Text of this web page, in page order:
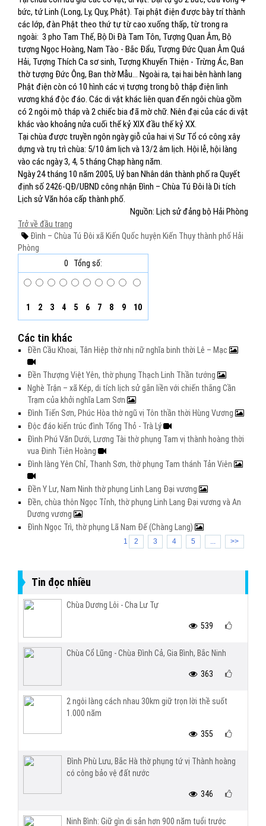
bức, tứ Linh (Long, Ly, Quy, Phật). Tại phật điện được bày trí thành
các lớp, đàn Phật theo thứ tự từ cao xuống thấp, từ trong ra
ngoài: 3 pho Tam Thế, Bộ Di Đà Tam Tôn, Tượng Quan Âm, Bộ
tượng Ngọc Hoàng, Nam Tào - Bắc Đẩu, Tượng Đức Quan Âm Quá
Hải, Tượng Thích Ca sơ sinh, Tượng Khuyến Thiện - Trừng Ác, Ban
thờ tượng Đức Ông, Ban thờ Mẫu… Ngoài ra, tại hai bên hành lang
Phật điện còn có 10 hình các vị tượng trong bộ thập điện linh
vương khá độc đáo. Các di vật khác liên quan đến ngôi chùa gồm
có 2 ngôi mộ tháp và 2 chiếc bia đã mờ chữ. Niên đại của các di vật
khác vào khoảng nửa cuối thế kỷ XIX đầu thế kỷ XX.
Tại chùa được truyền ngôn ngày giỗ của hai vị Sư Tổ có công xây
dựng và trụ trì chùa: 5/10 âm lịch và 13/2 âm lịch. Hội lễ, hội làng
vào các ngày 3, 4, 5 tháng Chạp hàng năm.
Ngày 24 tháng 10 năm 2005, Uỷ ban Nhân dân thành phố ra Quyết
định số 2426-QĐ/UBND công nhận Đình – Chùa Tú Đôi là Di tích
Lịch sử Văn hóa cấp thành phố.
Nguồn: Lịch sử đảng bộ Hải Phòng
Trở về đầu trang
Đình – Chùa Tú Đôi xã Kiến Quốc huyện Kiến Thụy thành phố Hải
Phòng
0
Tổng số:
1 2 3 4 5 6 7 8 9 10
Các tin khác
Đền Cầu Khoai, Tân Hiệp thờ nhị nữ nghĩa binh thời Lê – Mạc
Đền Thượng Việt Yên, thờ phụng Thạch Linh Thần tướng
Nghè Trận – xã Kép, di tích lịch sử gắn liền với chiến thắng Cần
Trạm của khởi nghĩa Lam Sơn
Đình Tiến Sơn, Phúc Hòa thờ ngũ vị Tôn thần thời Hùng Vương
Độc đáo kiến trúc đình Tống Thỏ - Trà Lý
Đình Phú Văn Dưới, Lương Tài thờ phụng Tam vị thành hoàng thời
vua Đinh Tiên Hoàng
Đình làng Yên Chỉ, Thanh Sơn, thờ phụng Tam thánh Tản Viên
Đền Y Lư, Nam Ninh thờ phụng Linh Lang Đại vương
Đền, chùa thôn Ngọc Tỉnh, thờ phụng Linh Lang Đại vương và An
Dương vương
Đình Ngọc Trì, thờ phụng Lã Nam Đế (Chàng Lang)
1 2 3 4 5 ... >>
Tin đọc nhiều
Chùa Dương Lôi - Cha Lư Tự
539
Chùa Cổ Lũng - Chùa Đình Cả, Gia Bình, Bắc Ninh
363
2 ngôi làng cách nhau 30km giữ trọn lời thề suốt
1.000 năm
355
Đình Phù Lưu, Bắc Hà thờ phụng tứ vị Thành hoàng
có công bảo vệ đất nước
346
Ninh Bình: Giữ gìn di sản hơn 900 năm tuổi trước